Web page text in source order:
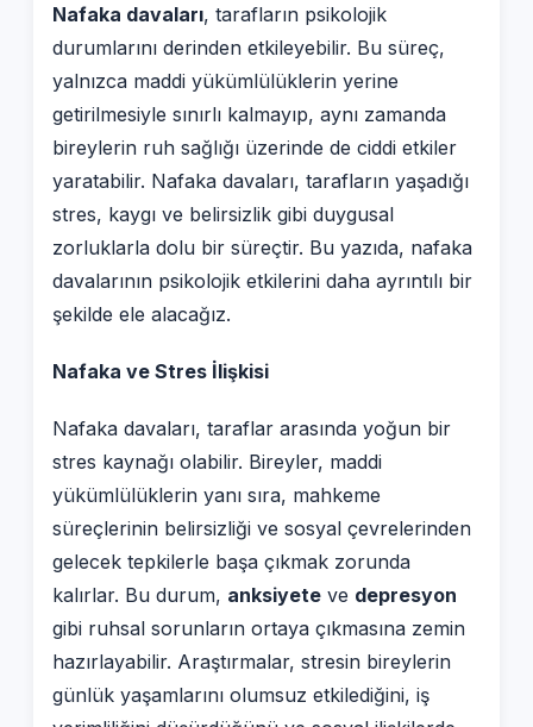
Nafaka davaları, tarafların psikolojik
durumlarını derinden etkileyebilir. Bu süreç,
yalnızca maddi yükümlülüklerin yerine
getirilmesiyle sınırlı kalmayıp, aynı zamanda
bireylerin ruh sağlığı üzerinde de ciddi etkiler
yaratabilir. Nafaka davaları, tarafların yaşadığı
stres, kaygı ve belirsizlik gibi duygusal
zorluklarla dolu bir süreçtir. Bu yazıda, nafaka
davalarının psikolojik etkilerini daha ayrıntılı bir
şekilde ele alacağız.
Nafaka ve Stres İlişkisi
Nafaka davaları, taraflar arasında yoğun bir
stres kaynağı olabilir. Bireyler, maddi
yükümlülüklerin yanı sıra, mahkeme
süreçlerinin belirsizliği ve sosyal çevrelerinden
gelecek tepkilerle başa çıkmak zorunda
kalırlar. Bu durum, anksiyete ve depresyon
gibi ruhsal sorunların ortaya çıkmasına zemin
hazırlayabilir. Araştırmalar, stresin bireylerin
günlük yaşamlarını olumsuz etkilediğini, iş